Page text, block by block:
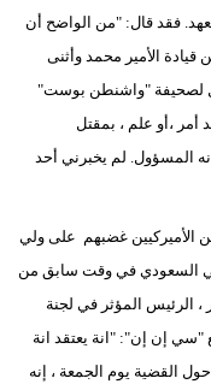
فقد قال: "من الواضح أن
الأمير محمد وأثنى
لصحيفة "واشنطن بوست"
،أو علم ، بمقتل
المسؤول. لم يخبرني أحد
الأميركيين غضبهم على ولي
السعودي في وقت سابق من
الرئيس المؤثر في لجنة
"سي إن إن": "انة يعتقد انة
القضية يوم الجمعة ، إنه